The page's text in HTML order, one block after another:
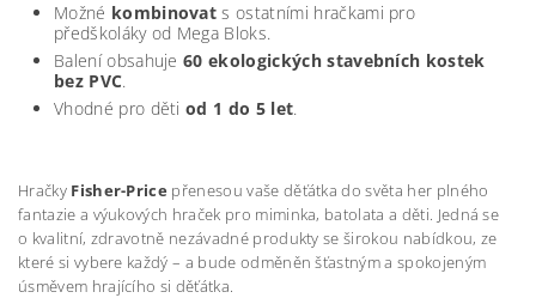
Možné kombinovat s ostatními hračkami pro
předškoláky od Mega Bloks.
Balení obsahuje60 ekologických stavebních kostek
bez PVC.
Vhodné pro dětiod 1 do 5 let.
Hračky Fisher-Price přenesou vaše děťátka do světa her plného
fantazie a výukových hraček pro miminka, batolata a děti. Jedná se
o kvalitní, zdravotně nezávadné produkty se širokou nabídkou, ze
které si vybere každý – a bude odměněn šťastným a spokojeným
úsměvem hrajícího si děťátka.